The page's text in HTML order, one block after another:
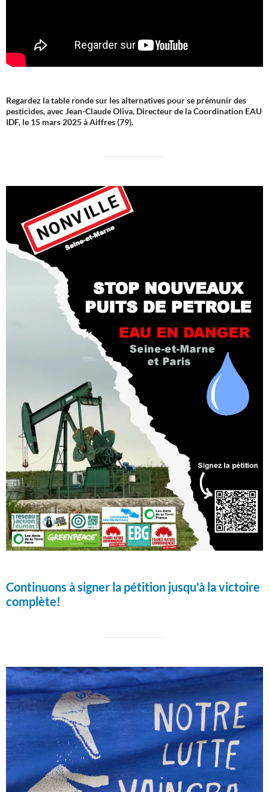
Regardez la table ronde sur les alternatives pour se prémunir des
pesticides, avec Jean-Claude Oliva, Directeur de la Coordination EAU
IDF, le 15 mars 2025 à Aiffres (79).
Continuons à signer la pétition jusqu'à la victoire
complète!